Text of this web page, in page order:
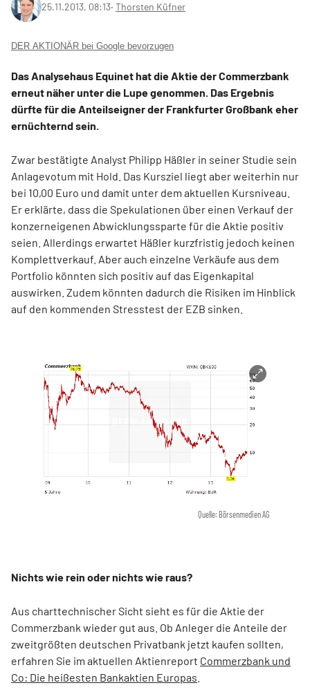
25.11.2013, 08:13‧ Thorsten Küfner
DER AKTIONÄR bei Google bevorzugen
Das Analysehaus Equinet hat die Aktie der Commerzbank
erneut näher unter die Lupe genommen. Das Ergebnis
dürfte für die Anteilseigner der Frankfurter Großbank eher
ernüchternd sein.
Zwar bestätigte Analyst Philipp Häßler in seiner Studie sein
Anlagevotum mit Hold. Das Kursziel liegt aber weiterhin nur
bei 10,00 Euro und damit unter dem aktuellen Kursniveau.
Er erklärte, dass die Spekulationen über einen Verkauf der
konzerneigenen Abwicklungssparte für die Aktie positiv
seien. Allerdings erwartet Häßler kurzfristig jedoch keinen
Komplettverkauf. Aber auch einzelne Verkäufe aus dem
Portfolio könnten sich positiv auf das Eigenkapital
auswirken. Zudem könnten dadurch die Risiken im Hinblick
auf den kommenden Stresstest der EZB sinken.
Quelle: Börsenmedien AG
Nichts wie rein oder nichts wie raus?
Aus charttechnischer Sicht sieht es für die Aktie der
Commerzbank wieder gut aus. Ob Anleger die Anteile der
zweitgrößten deutschen Privatbank jetzt kaufen sollten,
erfahren Sie im aktuellen Aktienreport Commerzbank und
Co: Die heißesten Bankaktien Europas